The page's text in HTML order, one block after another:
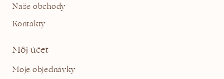
Naše obchody
Kontakty
Môj účet
Moje objednávky